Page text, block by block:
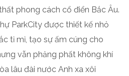
phong cách cổ điển Bắc Âu.
ParkCity được thiết kế nhỏ
tỉ mỉ, tạo sự ấm cúng cho
vẫn phảng phất không khí
lâu đài nước Anh xa xôi